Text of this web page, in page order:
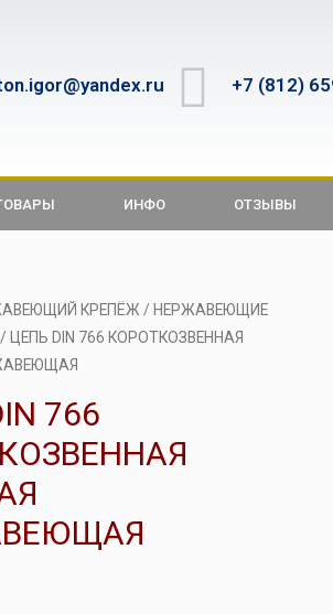
+7 (812)
ИНФО ОТЗЫВЫ
КРЕПЁЖ / НЕРЖАВЕЮЩИЕ
/ ЦЕПЬ DIN 766 КОРОТКОЗВЕННАЯ
766